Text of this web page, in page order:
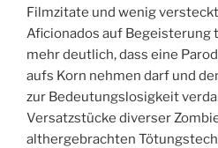
Filmzitate und wenig
Aficionados auf Begeisterung
mehr deutlich, dass eine
aufs Korn nehmen darf und
zur Bedeutungslosigkeit
Versatzstücke diverser
althergebrachten